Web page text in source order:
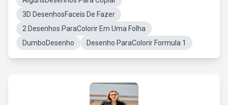
3D DesenhosFaceis De Fazer
2 Desenhos ParaColorir Em Uma Folha
DumboDesenho
Desenho ParaColorir Formula 1